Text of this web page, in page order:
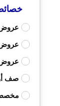
عروض
صف
مخصص